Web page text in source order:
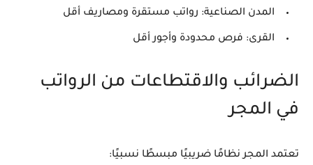
المدن الصناعية: رواتب مستقرة ومصاريف أقل
القرى: فرص محدودة وأجور أقل
الضرائب والاقتطاعات من الرواتب
في المجر
تعتمد المجر نظامًا ضريبيًا مبسطًا نسبيًا: